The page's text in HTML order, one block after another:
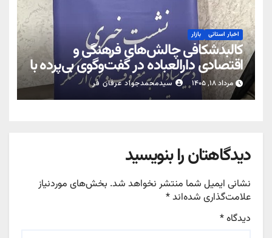
اخبار استانی بازار
کالبدشکافی چالش‌های فرهنگی و
اقتصادی دارالعباده در گفت‌وگوی بی‌پرده با
رسانه‌ها؛ خط‌کشی میان قانون‌گرایی و
برخورد سلیقه‌ای؛ تبیین کارکرد ستاد امر به
مرداد ۱۸, ۱۴۰۵ سیدمحمدجواد عرفان فر
دیدگاهتان را بنویسید
نشانی ایمیل شما منتشر نخواهد شد. بخش‌های موردنیاز
علامت‌گذاری شده‌اند*
دیدگاه*